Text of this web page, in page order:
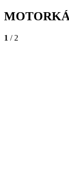
1 / 2